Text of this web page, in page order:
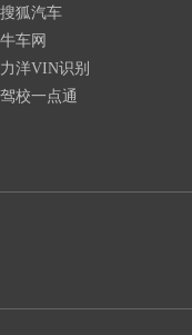
搜狐汽车
牛车网
力洋VIN识别
驾校一点通